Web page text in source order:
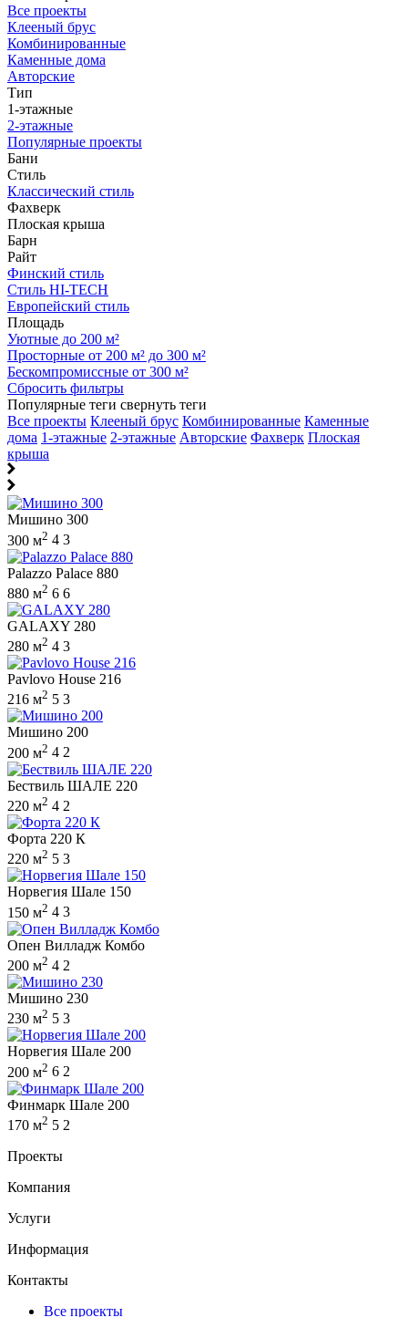
Все проекты
Клееный брус
Комбинированные
Каменные дома
Авторские
Тип
1-этажные
2-этажные
Популярные проекты
Бани
Стиль
Классический стиль
Фахверк
Плоская крыша
Барн
Райт
Финский стиль
Стиль HI-TECH
Европейский стиль
Площадь
Уютные до 200 м²
Просторные от 200 м² до 300 м²
Бескомпромиссные от 300 м²
Сбросить фильтры
Популярные теги свернуть теги
Все проекты Клееный брус Комбинированные Каменные
дома 1-этажные 2-этажные Авторские Фахверк Плоская
крыша
Мишино 300
300 м2 4 3
Palazzo Palace 880
880 м2 6 6
GALAXY 280
280 м2 4 3
Pavlovo House 216
216 м2 5 3
Мишино 200
200 м2 4 2
Бествиль ШАЛЕ 220
220 м2 4 2
Форта 220 К
220 м2 5 3
Норвегия Шале 150
150 м2 4 3
Опен Вилладж Комбо
200 м2 4 2
Мишино 230
230 м2 5 3
Норвегия Шале 200
200 м2 6 2
Финмарк Шале 200
170 м2 5 2
Проекты
Компания
Услуги
Информация
Контакты
Все проекты